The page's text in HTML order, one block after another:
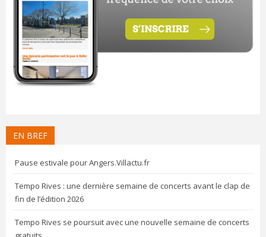
EN BREF
Pause estivale pour Angers.Villactu.fr
Tempo Rives : une dernière semaine de concerts avant le clap de
fin de l’édition 2026
Tempo Rives se poursuit avec une nouvelle semaine de concerts